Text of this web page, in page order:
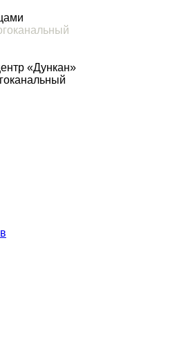
«Дункан»